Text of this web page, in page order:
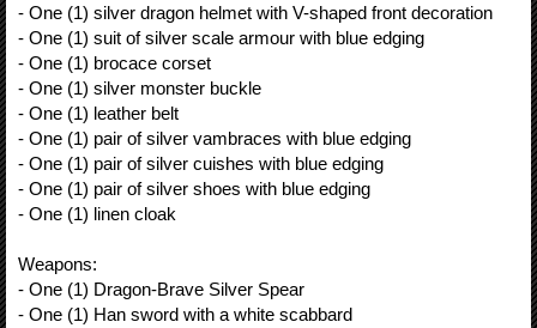
- One (1) silver dragon helmet with V-shaped front decoration
- One (1) suit of silver scale armour with blue edging
- One (1) brocace corset
- One (1) silver monster buckle
- One (1) leather belt
- One (1) pair of silver vambraces with blue edging
- One (1) pair of silver cuishes with blue edging
- One (1) pair of silver shoes with blue edging
- One (1) linen cloak
Weapons:
- One (1) Dragon-Brave Silver Spear
- One (1) Han sword with a white scabbard